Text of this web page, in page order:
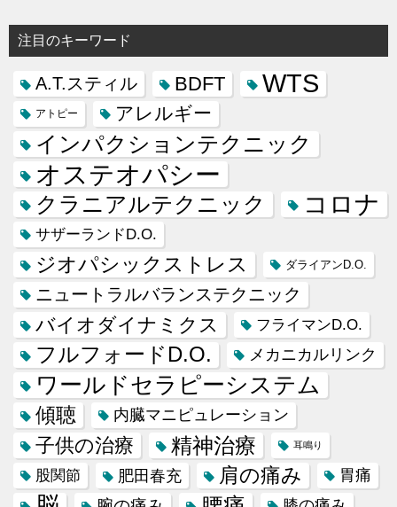
注目のキーワード
A.T.スティル BDFT WTS
アトピー アレルギー
インパクションテクニック
オステオパシー
クラニアルテクニック コロナ
サザーランドD.O.
ジオパシックストレス ダライアンD.O.
ニュートラルバランステクニック
バイオダイナミクス フライマンD.O.
フルフォードD.O. メカニカルリンク
ワールドセラピーシステム
傾聴 内臓マニピュレーション
子供の治療 精神治療 耳鳴り
股関節 肥田春充 肩の痛み 胃痛